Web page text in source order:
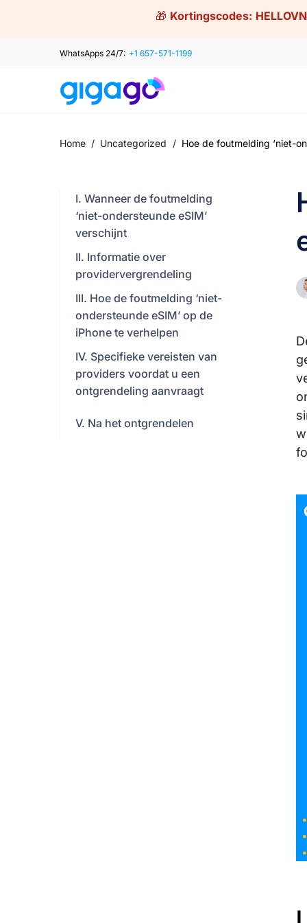
🎁 Kortingscodes:
WhatsApps 24/7: +1 657-571-1199
Home / Uncategorized / Hoe de foutmelding ‘niet-
I. Wanneer de foutmelding
‘niet-ondersteunde eSIM’
verschijnt
II. Informatie over
providervergrendeling
III. Hoe de foutmelding ‘niet-
ondersteunde eSIM’ op de
iPhone te verhelpen
IV. Specifieke vereisten van
providers voordat u een
ontgrendeling aanvraagt
V. Na het ontgrendelen